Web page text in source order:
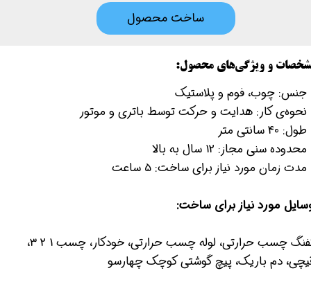
ساخت محصول
و ویژگی‌های محصول:
جنس: چوب، فوم و پلاستیک
کار: هدایت و حرکت توسط باتری و موتور
40 سانتی متر
سنی مجاز: 12 سال به بالا
زمان مورد نیاز برای ساخت: 5 ساعت
مورد نیاز برای ساخت:
تفنگ چسب حرارتی، لوله چسب حرارتی، خودکار، چسب 1 2 3،
دم باریک، پیچ گوشتی کوچک چهارسو